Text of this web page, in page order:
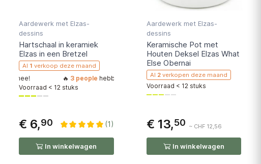
doe mee!
Aardewerk met Elzas-
dessins
Hartschaal in keramiek
Elzas in een Bretzel
Al 1 verkoop deze maand
3 people hebben dit artikel onlangs aan hun winkelwagen
Voorraad < 12 stuks
€ 6,90 (1)
In winkelwagen
Aardewerk met Elzas-
dessins
Keramische Pot met
Houten Deksel Elzas What
Else Obernai
Al 2verkopen deze maand
Voorraad < 12 stuks
€ 13,50 ~ CHF 12,56
In winkelwagen